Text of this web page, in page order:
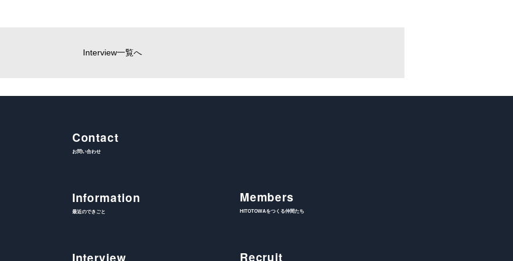
Interview一覧へ
Contact
お問い合わせ
Information
最近のできごと
Members
HITOTOWAをつくる仲間たち
Recruit